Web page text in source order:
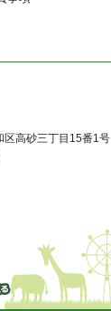
区高砂三丁目15番1号